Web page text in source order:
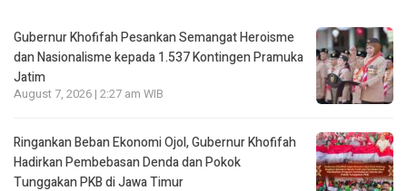
Gubernur Khofifah Pesankan Semangat Heroisme
dan Nasionalisme kepada 1.537 Kontingen Pramuka
Jatim
August 7, 2026 | 2:27 am WIB
Ringankan Beban Ekonomi Ojol, Gubernur Khofifah
Hadirkan Pembebasan Denda dan Pokok
Tunggakan PKB di Jawa Timur